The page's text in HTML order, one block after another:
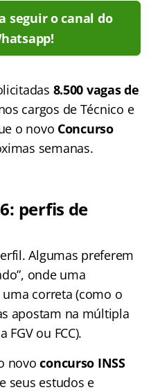
seguir o canal do
8.500 vagas de
cargos de Técnico e
o novo Concurso
semanas.
perfis de
Algumas preferem
onde uma
correta (como o
apostam na múltipla
ou FCC).
novo concurso INSS
seus estudos e